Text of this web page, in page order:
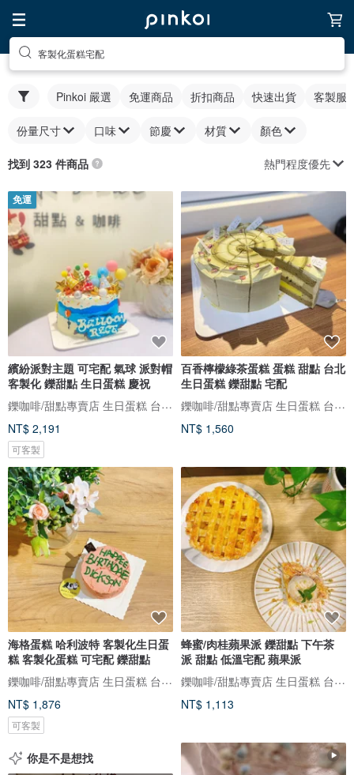
客製化蛋糕宅配
Pinkoi 嚴選 免運商品 折扣商品 快速出貨 客製服
份量尺寸 口味 節慶 材質 顏色
找到 323 件商品 熱門程度優先
免運
繽紛派對主題 可宅配 氣球 派對帽
客製化 鑠甜點 生日蛋糕 慶祝
鑠咖啡/甜點專賣店 生日蛋糕 台北 中山/松山 咖啡課程教學 客製化蛋糕
NT$ 2,191
可客製
百香檸檬綠茶蛋糕 蛋糕 甜點 台北
生日蛋糕 鑠甜點 宅配
鑠咖啡/甜點專賣店 生日蛋糕 台北 中山/松山 咖啡課程教學 客製化蛋糕
NT$ 1,560
海格蛋糕 哈利波特 客製化生日蛋
糕 客製化蛋糕 可宅配 鑠甜點
鑠咖啡/甜點專賣店 生日蛋糕 台北 中山/松山 咖啡課程教學 客製化蛋糕
NT$ 1,876
可客製
蜂蜜/肉桂蘋果派 鑠甜點 下午茶
派 甜點 低溫宅配 蘋果派
鑠咖啡/甜點專賣店 生日蛋糕 台北 中山/松山 咖啡課程教學 客製化蛋糕
NT$ 1,113
你是不是想找